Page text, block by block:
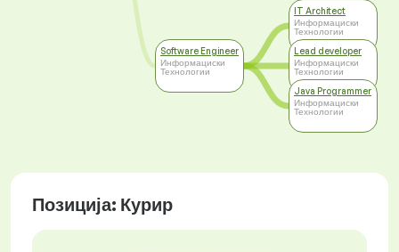
Software Engineer
Информациски
Технологии
IT Architect
Информациски
Технологии
Lead developer
Информациски
Технологии
Java Programmer
Информациски
Технологии
Позиција: Курир